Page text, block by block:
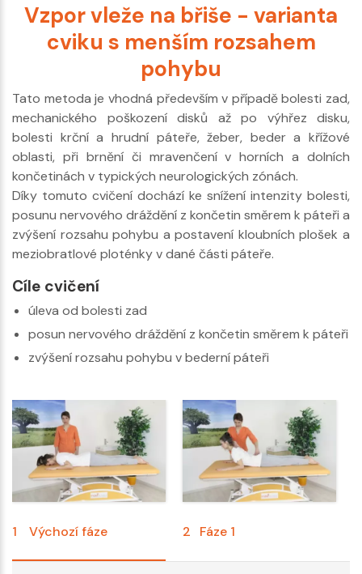
Vzpor vleže na břiše - varianta
cviku s menším rozsahem
pohybu
Tato metoda je vhodná především v případě bolesti zad,
mechanického poškození disků až po výhřez disku,
bolesti krční a hrudní páteře, žeber, beder a křížové
oblasti, při brnění či mravenčení v horních a dolních
končetinách v typických neurologických zónách.
Díky tomuto cvičení dochází ke snížení intenzity bolesti,
posunu nervového dráždění z končetin směrem k páteři a
zvýšení rozsahu pohybu a postavení kloubních plošek a
meziobratlové ploténky v dané části páteře.
Cíle cvičení
úleva od bolesti zad
posun nervového dráždění z končetin směrem k páteři
zvýšení rozsahu pohybu v bederní páteři
1 Výchozí fáze 2 Fáze 1